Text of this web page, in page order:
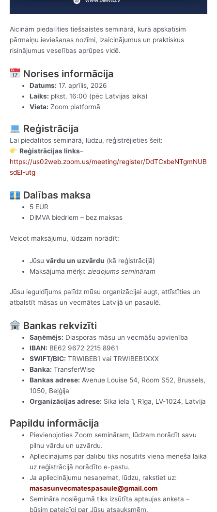
Aicinām piedalīties tiešsaistes seminārā, kurā apskatīsim
pārmaiņu ieviešanas nozīmi, izaicinājumus un praktiskus
risinājumus veselības aprūpes vidē.
Norises informācija
Datums: 17. aprīlis, 2026
Laiks: plkst. 16:00 (pēc Latvijas laika)
Vieta: Zoom platformā
Reģistrācija
Lai piedalītos seminārā, lūdzu, reģistrējieties šeit:
Reģistrācijas links–
https://us02web.zoom.us/meeting/register/DdTCxbeNTgmNUB
sdEl-utg
Dalības maksa
5 EUR
DiMVA biedriem – bez maksas
Veicot maksājumu, lūdzam norādīt:
Jūsuvārdu un uzvārdu (kā reģistrācijā)
Maksājuma mērķi:ziedojums semināram
Jūsu ieguldījums palīdz mūsu organizācijai augt, attīstīties un
atbalstīt māsas un vecmātes Latvijā un pasaulē.
Bankas rekvizīti
Saņēmējs: Diasporas māsu un vecmāšu apvienība
IBAN: BE62 9672 2215 8961
SWIFT/BIC: TRWIBEB1 vai TRWIBEB1XXX
Banka: TransferWise
Bankas adrese: Avenue Louise 54, Room S52, Brussels,
1050, Beļģija
Organizācijas adrese: Sika iela 1, Rīga, LV-1024, Latvija
Papildu informācija
Pievienojoties Zoom semināram, lūdzam norādīt savu
pilnu vārdu un uzvārdu.
Apliecinājums par dalību tiks nosūtīts viena mēneša laikā
uz reģistrācijā norādīto e-pastu.
Ja apliecinājumu nesaņemat, lūdzu, rakstiet uz:
masasunvecmatespasaule@gmail.com
Semināra noslēgumā tiks izsūtīta aptaujas anketa –
būsim pateicīgi par Jūsu atsauksmēm.